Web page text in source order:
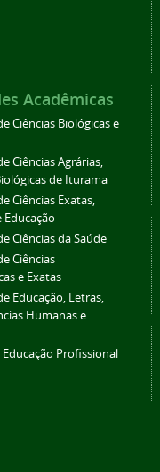
Acadêmicas
Ciências Biológicas e
Ciências Agrárias,
de Iturama
Ciências Exatas,
Educação
Ciências da Saúde
Ciências
e Exatas
Educação, Letras,
Humanas e
Profissional